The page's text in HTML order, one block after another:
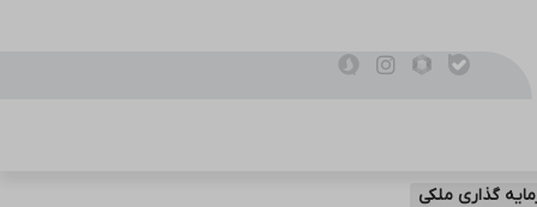
گذاری ملکی